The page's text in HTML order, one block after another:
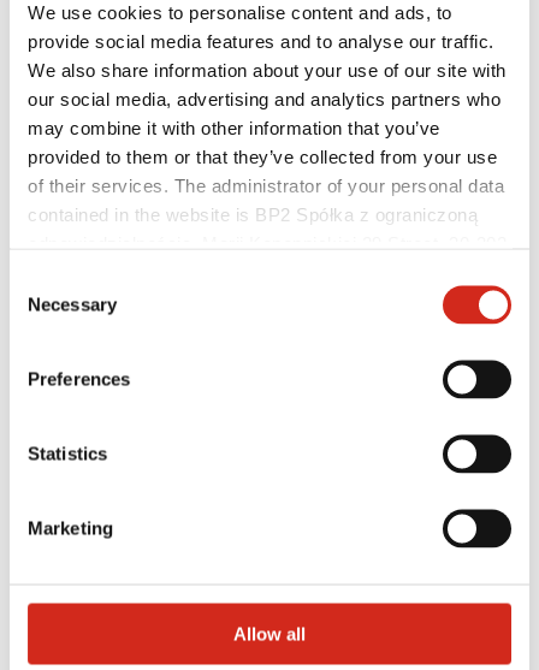
We use cookies to personalise content and ads, to
provide social media features and to analyse our traffic.
We also share information about your use of our site with
our social media, advertising and analytics partners who
may combine it with other information that you’ve
provided to them or that they’ve collected from your use
of their services. The administrator of your personal data
contained in the website is BP2 Spółka z ograniczoną
121387608.
Selection
Necessary
Preferences
Statistics
Marketing
Allow all